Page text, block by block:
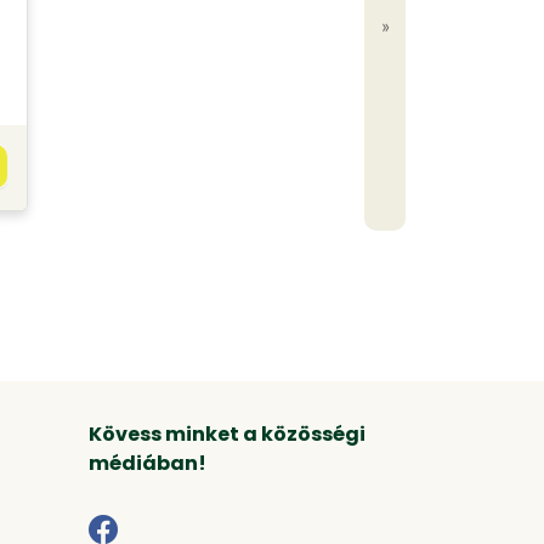
»
Kövess minket a közösségi
médiában!